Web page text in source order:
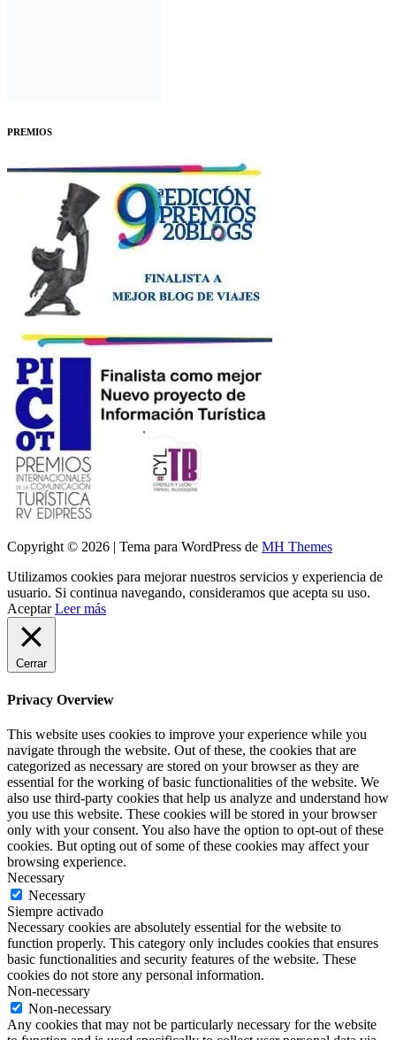
PREMIOS
Copyright © 2026 | Tema para WordPress de MH Themes
Utilizamos cookies para mejorar nuestros servicios y experiencia de
usuario. Si continua navegando, consideramos que acepta su uso.
Aceptar Leer más
Cerrar
Privacy Overview
This website uses cookies to improve your experience while you
navigate through the website. Out of these, the cookies that are
categorized as necessary are stored on your browser as they are
essential for the working of basic functionalities of the website. We
also use third-party cookies that help us analyze and understand how
you use this website. These cookies will be stored in your browser
only with your consent. You also have the option to opt-out of these
cookies. But opting out of some of these cookies may affect your
browsing experience.
Necessary
Necessary
Siempre activado
Necessary cookies are absolutely essential for the website to
function properly. This category only includes cookies that ensures
basic functionalities and security features of the website. These
cookies do not store any personal information.
Non-necessary
Non-necessary
Any cookies that may not be particularly necessary for the website